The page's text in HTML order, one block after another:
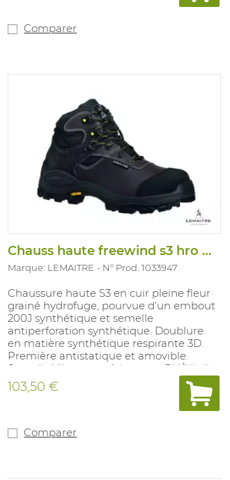
Comparer
Chauss haute freewind s3 hro hi ci src
Marque: LEMAITRE N° Prod. 1033947
Chaussure haute S3 en cuir pleine fleur
grainé hydrofuge, pourvue d’un embout
200J synthétique et semelle
antiperforation synthétique. Doublure
en matière synthétique respirante 3D.
Première antistatique et amovible.
Semelle Vibram extérieure en PU/Nitril,
SRC anti-dérapant. 100% sans métal.
Pointures: 35-49.
103,50 €
Comparer